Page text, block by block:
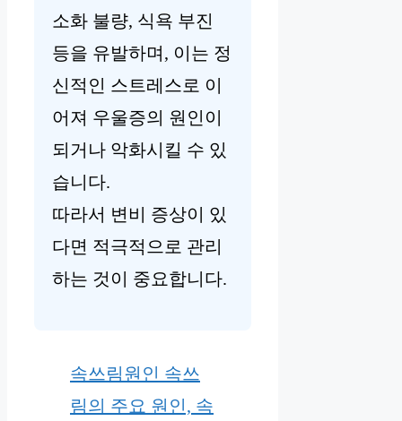
소화 불량, 식욕 부진
등을 유발하며, 이는 정
신적인 스트레스로 이
어져 우울증의 원인이
되거나 악화시킬 수 있
습니다.
따라서 변비 증상이 있
다면 적극적으로 관리
하는 것이 중요합니다.
속쓰림원인 속쓰
림의 주요 원인, 속